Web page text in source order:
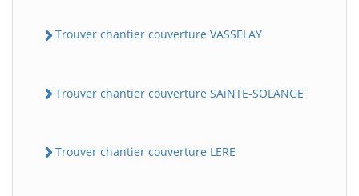
Trouver chantier couverture VASSELAY
Trouver chantier couverture SAiNTE-SOLANGE
Trouver chantier couverture LERE